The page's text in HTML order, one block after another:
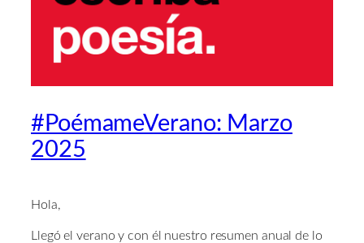
#PoémameVerano: Marzo
2025
Hola,
Llegó el verano y con él nuestro resumen anual de lo